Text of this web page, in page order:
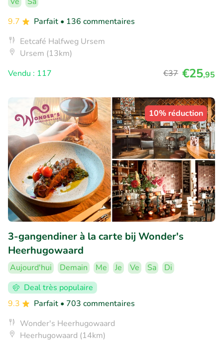
9.7
Parfait • 136 commentaires
Eetcafé Halfweg Ursem
Ursem (13km)
Vendu : 117
€37 €25,95
10% réduction
3-gangendiner à la carte bij Wonder's
Heerhugowaard
Aujourd'hui Demain Me Je Ve Sa
Di
Deal très populaire
9.3
Parfait • 703 commentaires
Wonder's Heerhugowaard
Heerhugowaard (14km)